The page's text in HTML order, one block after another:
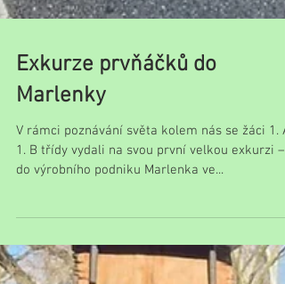
Marlenky
V rámci poznávání světa kolem nás se žáci 1.